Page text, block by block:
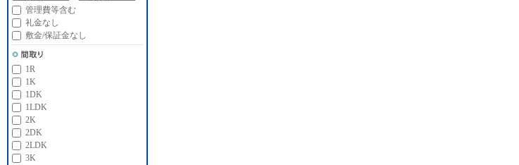
管理費等含む
礼金なし
敷金/保証金なし
1R
1K
1DK
1LDK
2K
2DK
2LDK
3K